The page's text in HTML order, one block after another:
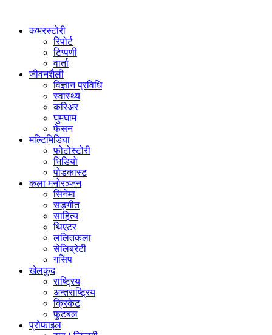
कभरस्टोरी
रिपोर्ट
टिप्पणी
वार्ता
जीवनशैली
विज्ञान प्रविधि
स्वास्थ्य
करिअर
घुमघाम
फेसन
मल्टिमिडिया
फोटोस्टोरी
भिडियो
पोडकास्ट
कला मनोरञ्जन
सिनेमा
सङ्गीत
साहित्य
थिएटर
ललितकला
सेलिब्रेटी
गसिप
खेलकुद
राष्ट्रिय
अन्तराष्ट्रिय
क्रिकेट
फुटबल
प्रोफाइल